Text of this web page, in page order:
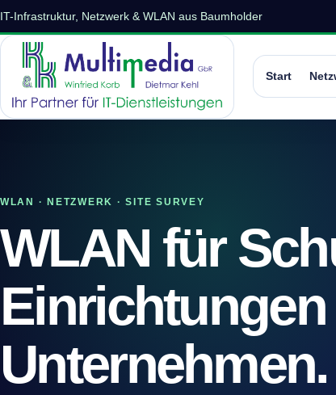
IT-Infrastruktur, Netzwerk & WLAN aus Baumholder
Start
WLAN · NETZWERK · SITE SURVEY
WLAN für
Unternehmen.